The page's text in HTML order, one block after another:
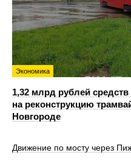
Экономика
1,32 млрд рублей
на реконструкцию
Новгороде
Движение по мосту через